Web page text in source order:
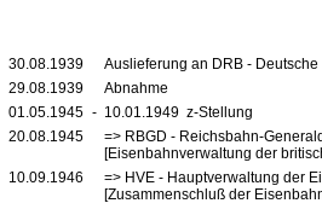
30.08.1939
Auslieferung an DRB -
29.08.1939
Abnahme
01.05.1945 - 10.01.1949 z-Stellung
20.08.1945
=> RBGD - Reichsbahn-
[Eisenbahnverwaltung der
10.09.1946
=> HVE - Hauptverwaltung der
[Zusammenschluß der